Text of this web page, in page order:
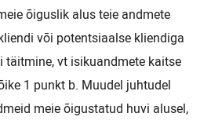
õiguslik alus teie andmete
või potentsiaalse kliendiga
täitmine, vt isikuandmete kaitse
1 punkt b. Muudel juhtudel
meie õigustatud huvi alusel,